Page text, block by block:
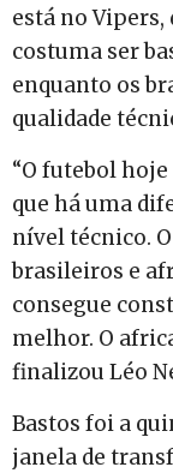
está no Vipers,
costuma ser
enquanto os
qualidade
“O futebol
que há uma
nível técnico.
brasileiros e
consegue
melhor. O
finalizou Léo
Bastos foi a
janela de